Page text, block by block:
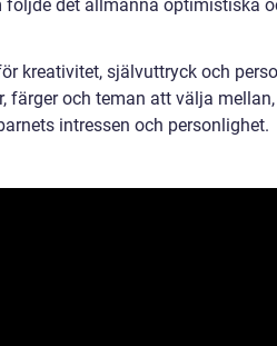
det allmänna optimistiska
kreativitet, självuttryck och
färger och teman att välja
intressen och personlighet.